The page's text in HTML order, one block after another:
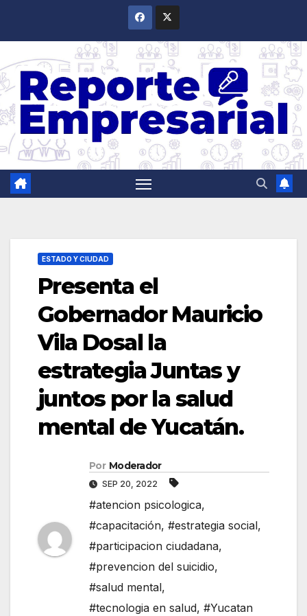
ESTADO Y CIUDAD
Presenta el
Gobernador Mauricio
Vila Dosal la
estrategia Juntas y
juntos por la salud
mental de Yucatán.
Por Moderador
SEP 20, 2022
#atencion psicologica,
#capacitación, #estrategia social,
#participacion ciudadana,
#prevencion del suicidio,
#salud mental,
#tecnologia en salud, #Yucatan